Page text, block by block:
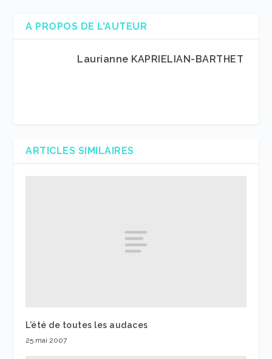
A PROPOS DE L'AUTEUR
Laurianne KAPRIELIAN-BARTHET
ARTICLES SIMILAIRES
L’été de toutes les audaces
25 mai 2007